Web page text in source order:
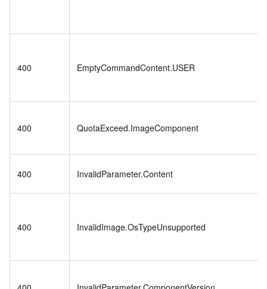
400 EmptyCommandContent.USER
400 QuotaExceed.ImageComponent
400 InvalidParameter.Content
400 InvalidImage.OsTypeUnsupported